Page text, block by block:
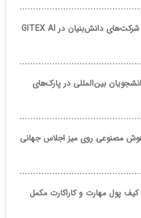
حمایت تا سقف ۴۵۰ میلیون تومان از حضور شرکت‌های دانش‌بنیان در GITEX AI
بین‌المللی در پارک‌های
هوش مصنوعی روی میز اجلاس جهانی
پول مهارت و کاراکارت مکمل